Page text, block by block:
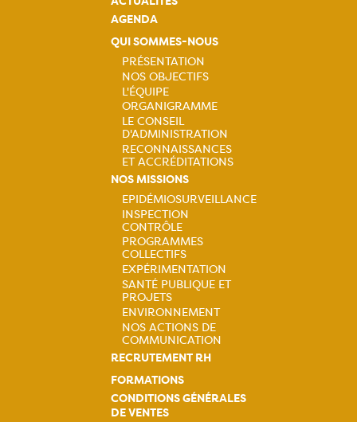
AGENDA
QUI SOMMES-NOUS
Navigation
principale
PRÉSENTATION
NOS OBJECTIFS
L'ÉQUIPE
ORGANIGRAMME
LE CONSEIL
D'ADMINISTRATION
RECONNAISSANCES
ET ACCRÉDITATIONS
NOS MISSIONS
Navigation
principale
EPIDÉMIOSURVEILLANCE
INSPECTION
CONTRÔLE
PROGRAMMES
COLLECTIFS
EXPÉRIMENTATION
SANTÉ PUBLIQUE ET
PROJETS
ENVIRONNEMENT
NOS ACTIONS DE
COMMUNICATION
RECRUTEMENT RH
FORMATIONS
CONDITIONS GÉNÉRALES
DE VENTES